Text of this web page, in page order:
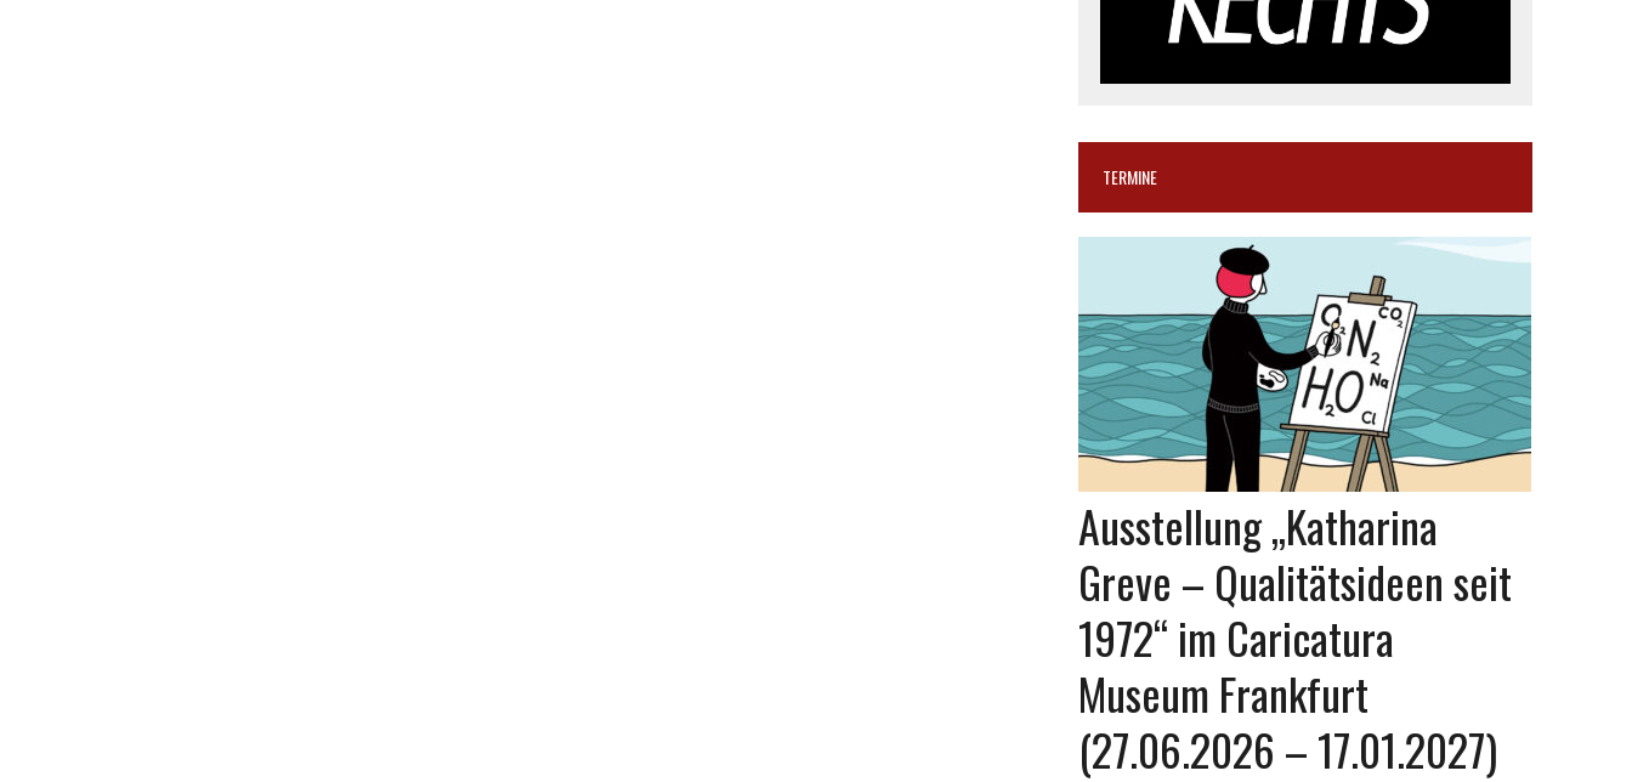
TERMINE
Ausstellung „Katharina
Greve – Qualitätsideen seit
1972“ im Caricatura
Museum Frankfurt
(27.06.2026 – 17.01.2027)